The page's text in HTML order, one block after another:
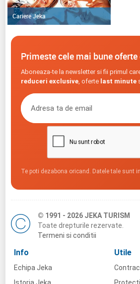
Cariere Jeka
Primeste cele mai bune
Aboneaza-te la newsletter si fii primul
reduceri exclusive, oferte last minute
Te poti dezabona oricand. Datele tale sunt
© 1991 - 2026 JEKA TURISM
Toate drepturile rezervate.
Termeni si conditii
Info
Echipa Jeka
Utile